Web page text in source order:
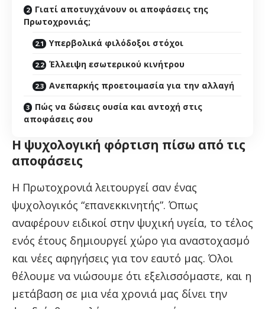
Γιατί αποτυγχάνουν οι αποφάσεις της
Πρωτοχρονιάς;
Υπερβολικά φιλόδοξοι στόχοι
Έλλειψη εσωτερικού κινήτρου
Ανεπαρκής προετοιμασία για την αλλαγή
Πώς να δώσεις ουσία και αντοχή στις
αποφάσεις σου
Η ψυχολογική φόρτιση πίσω από τις
αποφάσεις
Η Πρωτοχρονιά λειτουργεί σαν ένας
ψυχολογικός “επανεκκινητής”. Όπως
αναφέρουν ειδικοί στην ψυχική υγεία, το τέλος
ενός έτους δημιουργεί χώρο για αναστοχασμό
και νέες αφηγήσεις για τον εαυτό μας. Όλοι
θέλουμε να νιώσουμε ότι εξελισσόμαστε, και η
μετάβαση σε μια νέα χρονιά μας δίνει την